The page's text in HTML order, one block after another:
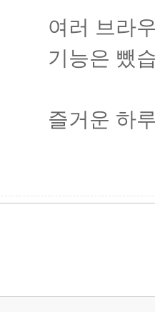
여러 브라
기능은 뺐
즐거운 하